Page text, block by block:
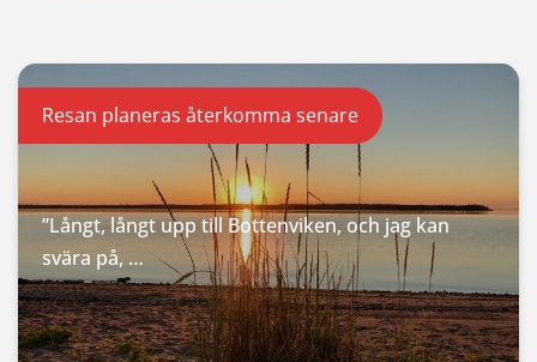
”Långt, långt upp till Bottenviken, och jag kan
svära på, …
Resan planeras återkomma senare